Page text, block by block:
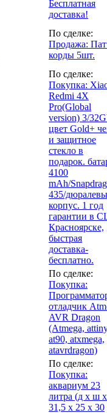
Бесплатная
доставка!
По сделке:
Продажа:
корды 5шт.
По сделке:
Покупка:
Redmi 4X
Pro(Global
version) 3/
цвет Gold+
и защитное
стекло в
подарок.
4100
mAh/
435/
корпус. 1 год
гарантии в
Красноярске,
быстрая
доставка-
бесплатно.
По сделке:
Покупка:
отладчик
AVR Dragon
(Atmega,
at90, atxmega,
atavrdragon)
По сделке:
Покупка:
аквариум 23
литра (д х ш
31,5 х 25 х 30